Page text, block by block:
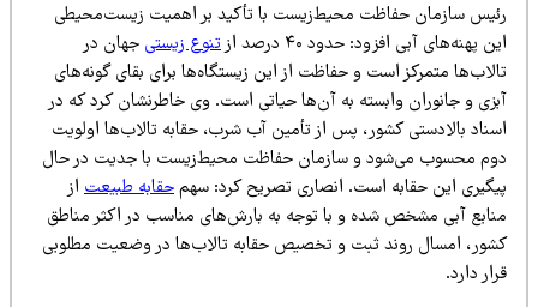
سازمان حفاظت محیط‌زیست با تأکید بر اهمیت زیست‌محیطی
پهنه‌های آبی افزود: حدود ۴۰ درصد از
تنوع زیستیجهان در
متمرکز است و حفاظت از این زیستگاه‌ها برای بقای گونه‌های
و جانوران وابسته به آن‌ها حیاتی است. وی خاطرنشان کرد که در
بالادستی کشور، پس از تأمین آب شرب، حقابه تالاب‌ها اولویت
محسوب می‌شود و سازمان حفاظت محیط‌زیست با جدیت در حال
این حقابه است. انصاری تصریح کرد: سهم حقابه طبیعتاز
آبی مشخص شده و با توجه به بارش‌های مناسب در اکثر مناطق
امسال روند ثبت و تخصیص حقابه تالاب‌ها در وضعیت مطلوبی
دارد.